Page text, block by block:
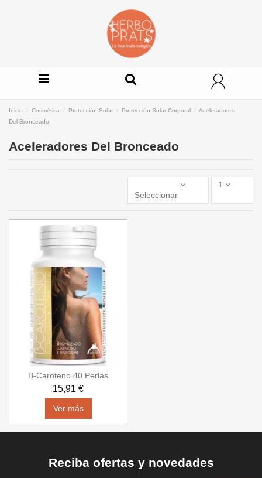
Inicio Cosmética Protección Solar Protección Solar Corporal
Aceleradores
Del Bronceado
Aceleradores Del Bronceado
Seleccionar
1
B-Caroteno 40 Perlas
15,91 €
Ver más
Reciba ofertas y novedades